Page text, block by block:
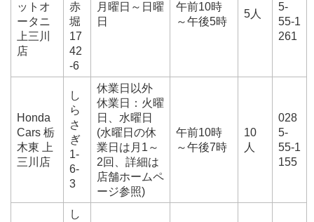
ットオ
ータニ
上三川
店
赤
堀
17
42
-6
月曜日～日曜
日
午前10時
～午後5時
5人
5-
55-1
261
Honda
Cars 栃
木東 上
三川店
し
ら
さ
ぎ
1-
6-
3
休業日以外
休業日：火曜
日、水曜日
(水曜日の休
業日は月1～
2回、詳細は
店舗ホームペ
ージ参照)
午前10時
～午後7時
10
人
028
5-
55-1
155
し